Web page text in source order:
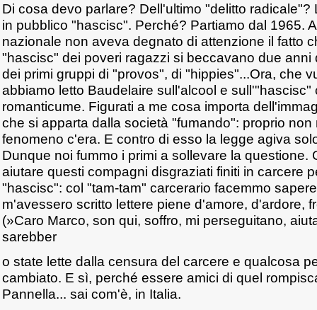
Di cosa devo parlare? Dell'ultimo "delitto radicale"?
in pubblico "hascisc". Perché? Partiamo dal 1965.
nazionale non aveva degnato di attenzione il fatto
"hascisc" dei poveri ragazzi si beccavano due anni
dei primi gruppi di "provos", di "hippies"...Ora, che
abbiamo letto Baudelaire sull'alcool e sull'"hascisc"
romanticume. Figurati a me cosa importa
che si apparta dalla società "fumando": proprio
fenomeno c'era. E contro di esso la legge agiva
Dunque noi fummo i primi a sollevare la questione.
aiutare questi compagni disgraziati finiti in carcere
"hascisc": col "tam-tam" carcerario facemmo
m'avessero scritto lettere piene d'amore, d'ardore,
(»Caro Marco, son qui, soffro, mi perseguitano,
sarebber
o state lette dalla censura del carcere e qualcosa
cambiato. E sì, perché essere amici di quel
Pannella... sai com'è, in Italia.